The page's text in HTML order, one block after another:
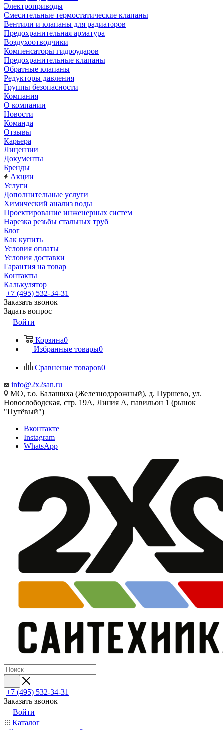
Электроприводы
Смесительные термостатические клапаны
Вентили и клапаны для радиаторов
Предохранительная арматура
Воздухоотводчики
Компенсаторы гидроударов
Предохранительные клапаны
Обратные клапаны
Редукторы давления
Группы безопасности
Компания
О компании
Новости
Команда
Отзывы
Карьера
Лицензии
Документы
Бренды
Акции
Услуги
Дополнительные услуги
Химический анализ воды
Проектирование инженерных систем
Нарезка резьбы стальных труб
Блог
Как купить
Условия оплаты
Условия доставки
Гарантия на товар
Контакты
Калькулятор
+7 (495) 532‑34‑31
Заказать звонок
Задать вопрос
Войти
Корзина0
Избранные товары0
Сравнение товаров0
info@2x2san.ru
МО, г.о. Балашиха (Железнодорожный), д. Пуршево, ул.
Новослободская, стр. 19А, Линия А, павильон 1 (рынок
"Путёвый")
Вконтакте
Instagram
WhatsApp
+7 (495) 532‑34‑31
Заказать звонок
Войти
Каталог